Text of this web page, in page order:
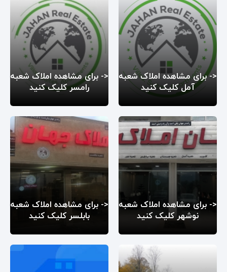
<- برای مشاهده املاک شعبه
آمل کلیک کنید
<- برای مشاهده املاک شعبه
رامسر کلیک کنید
<- برای مشاهده املاک شعبه
نوشهر کلیک کنید
<- برای مشاهده املاک شعبه
بابلسر کلیک کنید